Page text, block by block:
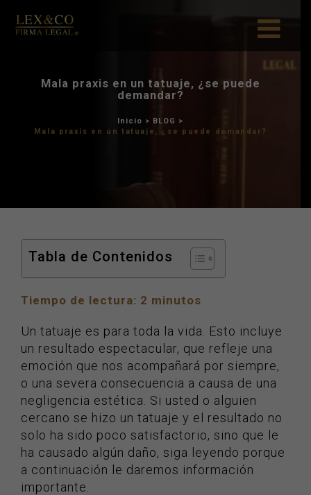
Mala praxis en un
Tabla de Contenidos
Tiempo de lectura: 2 minutos
Un tatuaje es para toda la vida. Esto incluye
un resultado espectacular, que refleje una
emoción que nos acompañará por siempre,
o una severa consecuencia a causa de una
negligencia estética. Si usted o alguien
cercano se hizo un tatuaje y el resultado no
solo ha sido poco satisfactorio, sino que le
ha causado algún daño, siga leyendo porque
a continuación le daremos información
importante.